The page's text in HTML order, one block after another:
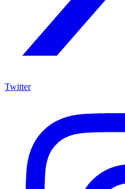
Twitter